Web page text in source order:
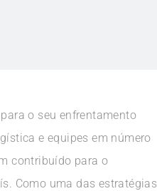
o seu enfrentamento
e equipes em número
contribuído para o
Como uma das estratégias